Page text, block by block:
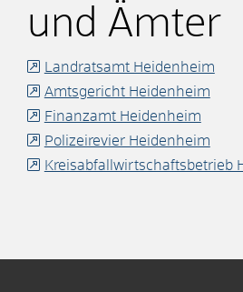
und Ämter
Landratsamt Heidenheim
Amtsgericht Heidenheim
Finanzamt Heidenheim
Polizeirevier Heidenheim
Kreisabfallwirtschaftsbetrieb